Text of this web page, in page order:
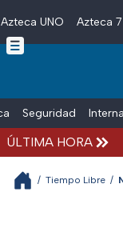
Skip to main content
Azteca UNO Azteca 7
Seguridad
ÚLTIMA HORA
/ Tiempo Libre /